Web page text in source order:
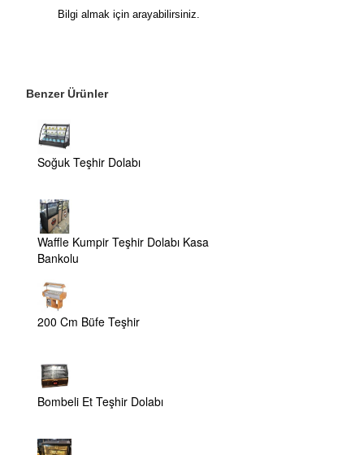
Bilgi almak için arayabilirsiniz.
Benzer Ürünler
Soğuk Teşhir Dolabı
Waffle Kumpir Teşhir Dolabı Kasa
Bankolu
200 Cm Büfe Teşhir
Bombeli Et Teşhir Dolabı